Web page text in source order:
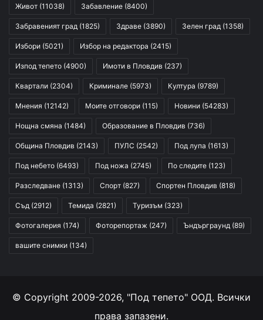
Живот (11038) Забавление (8400)
Забравеният град (1825) Здраве (3890) Зелен град (1358)
Избори (5021) Избор на редактора (2415)
Изпод тепето (4900) Имоти в Пловдив (237)
Квартали (2304) Криминале (5973) Култура (9789)
Мнения (12142) Моите отговори (115) Новини (54283)
Нощна смяна (1484) Образование в Пловдив (736)
Община Пловдив (2143) ПУЛС (2542) Под лупа (1613)
Под небето (6493) Под ножа (2745) По следите (123)
Разследване (1313) Спорт (827) Спортен Пловдив (818)
Съд (2912) Темида (2821) Туризъм (323)
Фотогалерия (174) Фоторепортаж (247) Ъндърграунд (89)
вашите снимки (134)
© Copyright 2009-2026, "Под тепето" ООД. Всички
права запазени.